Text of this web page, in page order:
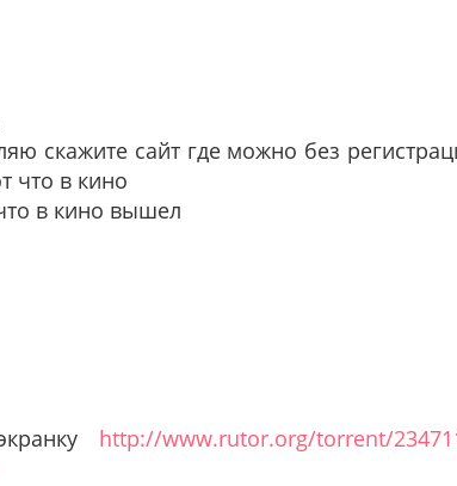
скажите сайт где можно без
что в кино
в кино вышел
http://www.rutor.org/torrent/